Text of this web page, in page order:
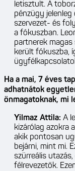
letisztult. A
pénzügy
szervezet- és
a fókuszban.
partnerek magas
került fókuszba,
Ha a mai, 7 éves
adhatnátok
önmagatoknak, mi
Yilmaz Attila: A
kizárólag azokra
akik pontosan
bejárni, mint mi.
szürreális
félrevezetők.